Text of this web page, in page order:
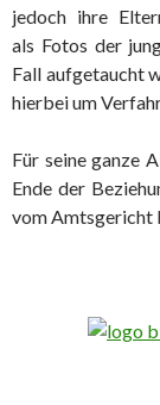
jedoch ihre
als Fotos der
Fall aufgetaucht
hierbei um
Für seine ganze
Ende der
vom Amtsgericht